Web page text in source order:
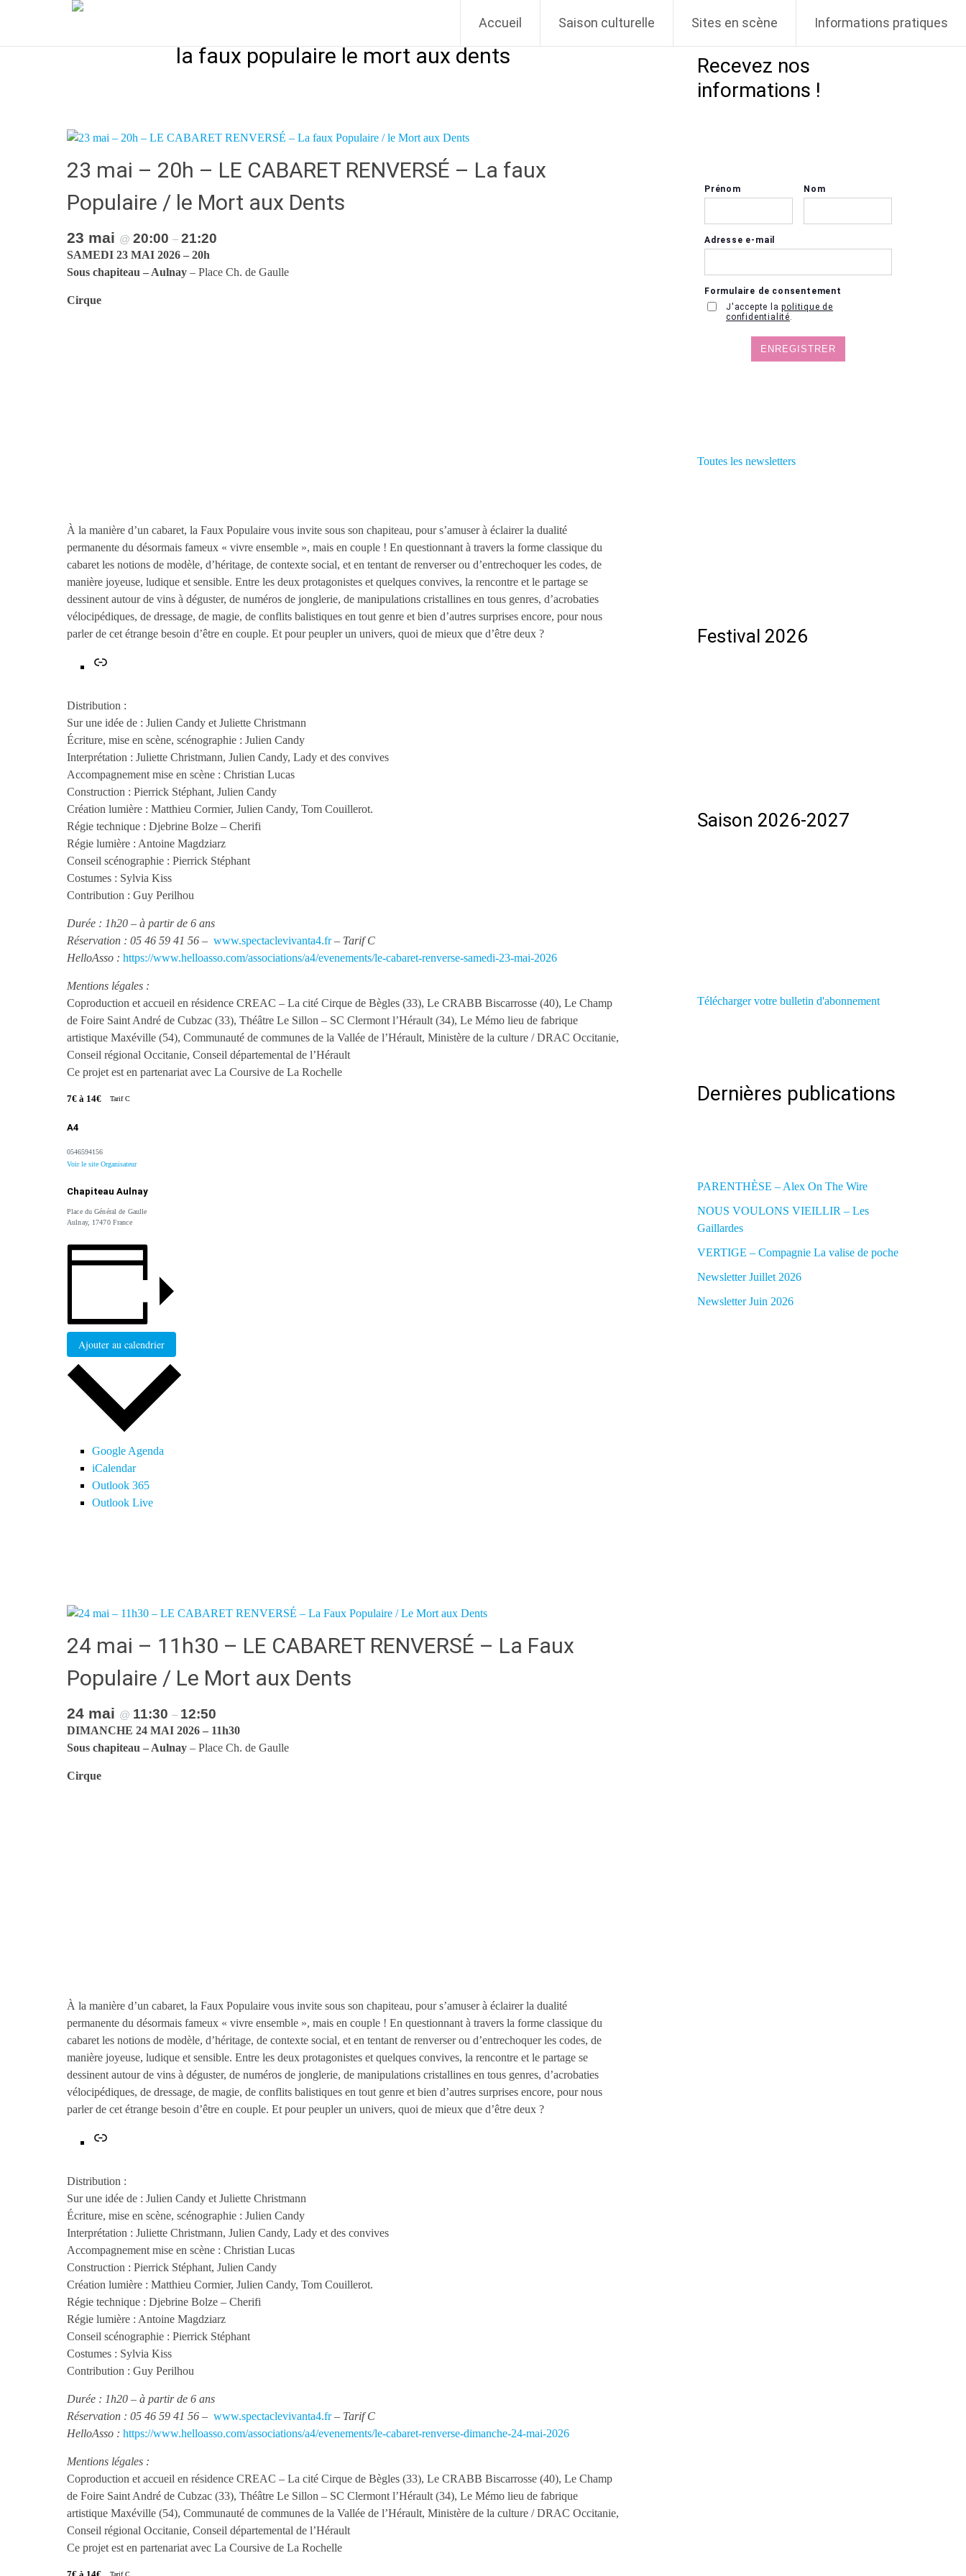
Accueil Saison culturelle Sites en scène Informations pratiques
la faux populaire le mort aux dents
23 mai – 20h – LE CABARET RENVERSÉ – La faux
Populaire / le Mort aux Dents
23 mai @ 20:00 – 21:20
SAMEDI 23 MAI 2026 – 20h
Sous chapiteau – Aulnay – Place Ch. de Gaulle
Cirque
À la manière d’un cabaret, la Faux Populaire vous invite sous son chapiteau, pour s’amuser à éclairer la dualité
permanente du désormais fameux « vivre ensemble », mais en couple ! En questionnant à travers la forme classique du
cabaret les notions de modèle, d’héritage, de contexte social, et en tentant de renverser ou d’entrechoquer les codes, de
manière joyeuse, ludique et sensible. Entre les deux protagonistes et quelques convives, la rencontre et le partage se
dessinent autour de vins à déguster, de numéros de jonglerie, de manipulations cristallines en tous genres, d’acrobaties
vélocipédiques, de dressage, de magie, de conflits balistiques en tout genre et bien d’autres surprises encore, pour nous
parler de cet étrange besoin d’être en couple. Et pour peupler un univers, quoi de mieux que d’être deux ?
Distribution :
Sur une idée de : Julien Candy et Juliette Christmann
Écriture, mise en scène, scénographie : Julien Candy
Interprétation : Juliette Christmann, Julien Candy, Lady et des convives
Accompagnement mise en scène : Christian Lucas
Construction : Pierrick Stéphant, Julien Candy
Création lumière : Matthieu Cormier, Julien Candy, Tom Couillerot.
Régie technique : Djebrine Bolze – Cherifi
Régie lumière : Antoine Magdziarz
Conseil scénographie : Pierrick Stéphant
Costumes : Sylvia Kiss
Contribution : Guy Perilhou
Durée : 1h20 – à partir de 6 ans
Réservation : 05 46 59 41 56 – www.spectaclevivanta4.fr– Tarif C
HelloAsso : https://www.helloasso.com/associations/a4/evenements/le-cabaret-renverse-samedi-23-mai-2026
Mentions légales :
Coproduction et accueil en résidence CREAC – La cité Cirque de Bègles (33), Le CRABB Biscarrosse (40), Le Champ
de Foire Saint André de Cubzac (33), Théâtre Le Sillon – SC Clermont l’Hérault (34), Le Mémo lieu de fabrique
artistique Maxéville (54), Communauté de communes de la Vallée de l’Hérault, Ministère de la culture / DRAC Occitanie,
Conseil régional Occitanie, Conseil départemental de l’Hérault
Ce projet est en partenariat avec La Coursive de La Rochelle
7€ à 14€ Tarif C
A4
0546594156
Voir le site Organisateur
Chapiteau Aulnay
Place du Général de Gaulle
Aulnay, 17470 France
Ajouter au calendrier
Google Agenda
iCalendar
Outlook 365
Outlook Live
24 mai – 11h30 – LE CABARET RENVERSÉ – La Faux
Populaire / Le Mort aux Dents
24 mai @ 11:30 – 12:50
DIMANCHE 24 MAI 2026 – 11h30
Sous chapiteau – Aulnay – Place Ch. de Gaulle
Cirque
À la manière d’un cabaret, la Faux Populaire vous invite sous son chapiteau, pour s’amuser à éclairer la dualité
permanente du désormais fameux « vivre ensemble », mais en couple ! En questionnant à travers la forme classique du
cabaret les notions de modèle, d’héritage, de contexte social, et en tentant de renverser ou d’entrechoquer les codes, de
manière joyeuse, ludique et sensible. Entre les deux protagonistes et quelques convives, la rencontre et le partage se
dessinent autour de vins à déguster, de numéros de jonglerie, de manipulations cristallines en tous genres, d’acrobaties
vélocipédiques, de dressage, de magie, de conflits balistiques en tout genre et bien d’autres surprises encore, pour nous
parler de cet étrange besoin d’être en couple. Et pour peupler un univers, quoi de mieux que d’être deux ?
Distribution :
Sur une idée de : Julien Candy et Juliette Christmann
Écriture, mise en scène, scénographie : Julien Candy
Interprétation : Juliette Christmann, Julien Candy, Lady et des convives
Accompagnement mise en scène : Christian Lucas
Construction : Pierrick Stéphant, Julien Candy
Création lumière : Matthieu Cormier, Julien Candy, Tom Couillerot.
Régie technique : Djebrine Bolze – Cherifi
Régie lumière : Antoine Magdziarz
Conseil scénographie : Pierrick Stéphant
Costumes : Sylvia Kiss
Contribution : Guy Perilhou
Durée : 1h20 – à partir de 6 ans
Réservation : 05 46 59 41 56 – www.spectaclevivanta4.fr– Tarif C
HelloAsso : https://www.helloasso.com/associations/a4/evenements/le-cabaret-renverse-dimanche-24-mai-2026
Mentions légales :
Coproduction et accueil en résidence CREAC – La cité Cirque de Bègles (33), Le CRABB Biscarrosse (40), Le Champ
de Foire Saint André de Cubzac (33), Théâtre Le Sillon – SC Clermont l’Hérault (34), Le Mémo lieu de fabrique
artistique Maxéville (54), Communauté de communes de la Vallée de l’Hérault, Ministère de la culture / DRAC Occitanie,
Conseil régional Occitanie, Conseil départemental de l’Hérault
Ce projet est en partenariat avec La Coursive de La Rochelle
Tarif C
Recevez nos
informations !
Toutes les newsletters
Festival 2026
Saison 2026-2027
Télécharger votre bulletin d'abonnement
Dernières publications
PARENTHÈSE – Alex On The Wire
NOUS VOULONS VIEILLIR – Les
Gaillardes
VERTIGE – Compagnie La valise de poche
Newsletter Juillet 2026
Newsletter Juin 2026